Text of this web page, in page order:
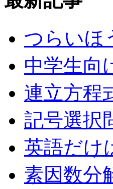
つらいほ
中学生向
連立方程
記号選択
英語だけ
素因数分